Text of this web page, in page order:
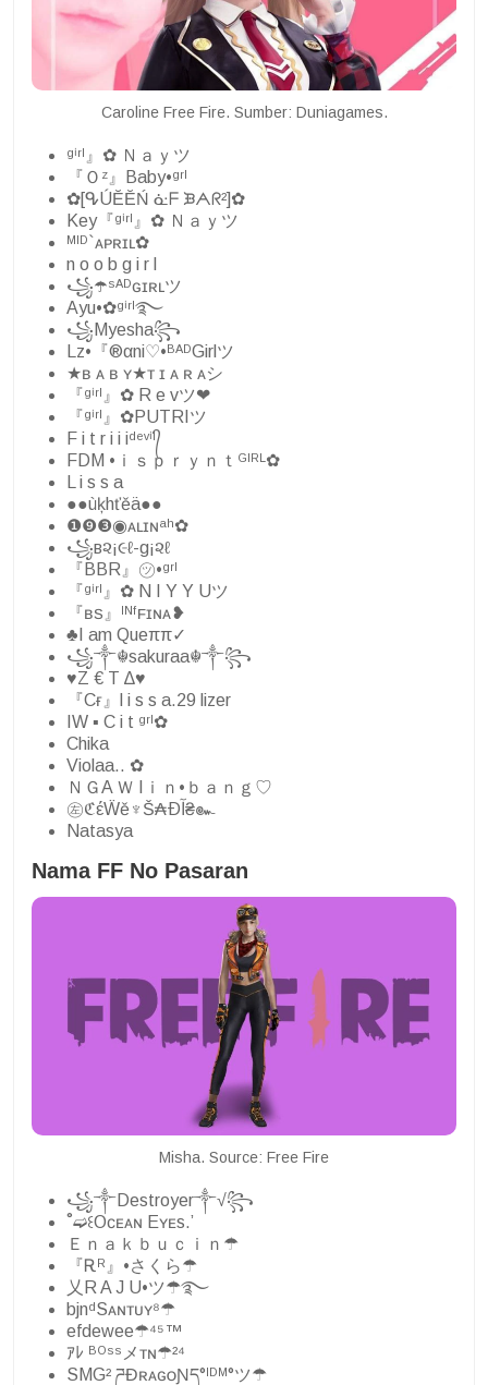
Caroline Free Fire. Sumber: Duniagames.
ᵍⁱʳˡ』✿ Ｎａｙツ
『Ｏᶻ』Baby•ᵍʳˡ
✿[ᕴÚĔĔŃ ᓎᖴ ᙘᗅᖇ²]✿
Key『ᵍⁱʳˡ』✿ Ｎａｙツ
ᴹᴵᴰ`ᴀᴘʀɪʟ✿
n o o b g i r l
꧁☂️️ˢᴬᴰɢɪʀʟツ
Ayu•✿ᵍⁱʳˡ࿐
꧁Myesha꧂
Lz•『®αni♡•ᴮᴬᴰGirlツ
★ʙ ᴀ ʙ ʏ★ᴛ ɪ ᴀ ʀ ᴀシ︎
『ᵍⁱʳˡ』✿ R e vツ❤
『ᵍⁱʳˡ』✿PUTRIツ
F i t r i i iᵈᵉᵛⁱˡ᭄
FDM •ｉｓｐｒｙｎｔᴳᴵᴿᴸ✿
L i s s a
●●ùķhťěä●●
❶❾❸◉ᴀʟɪɴᵃʰ✿
꧁в૨¡૯ℓ-g¡૨ℓ
『BBR』㋡•ᵍʳˡ
『ᵍⁱʳˡ』✿ N I Y Y Uツ
『ʙꜱ』ᴵᴺᶠꜰɪɴᴀ❥
♣I am Queππ✓
꧁༒☬sakuraa☬༒꧂
♥Z € T ∆♥
『Cғ』l i s s a.29 lizer
IW ▪ C i t ᵍʳˡ✿
Chika
Violaa.. ✿
ＮＧA Ｗ Iｉｎ•ｂａｎｇ♡
㊧ℭέẄě♆Š₳Ðآ₴๛
Natasya
Nama FF No Pasaran
Misha. Source: Free Fire
꧁༒Destroyer༒√꧂
˚➫꒰Oᴄᴇᴀɴ Eʏᴇs.’
Ｅｎａｋｂｕｃｉｎ☂
『Ꭱᴿ』•さくら☂
乂R A J U•ツ☂࿐
bjnᵈSᴀɴᴛᴜʏ⁸☂
efdewee☂⁴⁵™
ｱﾚ ᴮᴼˢˢメᴛɴ☂²⁴
SMG² ཌĐʀᴀɢᴏƝད°ᴵᴰᴹ°ツ☂